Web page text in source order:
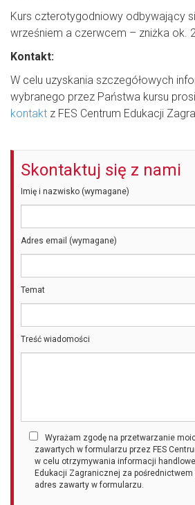
Kurs czterotygodniowy odbywający
wrześniem a czerwcem – zniżka ok.
Kontakt:
W celu uzyskania szczegółowych
wybranego przez Państwa kursu
kontakt z FES Centrum Edukacji
Skontaktuj się z nami
Imię i nazwisko (wymagane)
Adres email (wymagane)
Temat
Treść wiadomości
Wyrażam zgodę na przetwarzanie
zawartych w formularzu przez FES
w celu otrzymywania informacji
Edukacji Zagranicznej za
adres zawarty w formularzu.